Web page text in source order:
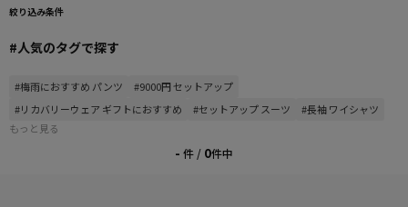
絞り込み条件
#人気のタグで探す
#梅雨におすすめ パンツ
#9000円 セットアップ
#リカバリーウェア ギフトにおすすめ
#セットアップ スーツ
#長袖 ワイシャツ
もっと見る
- 件 / 0件中